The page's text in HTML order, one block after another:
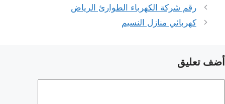
رقم شركة الكهرباء الطوارئ الرياض
كهربائي منازل النسيم
أضف تعليق